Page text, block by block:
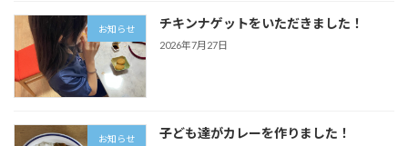
お知らせ チキンナゲットをいただきました！
2026年7月27日
お知らせ 子ども達がカレーを作りました！